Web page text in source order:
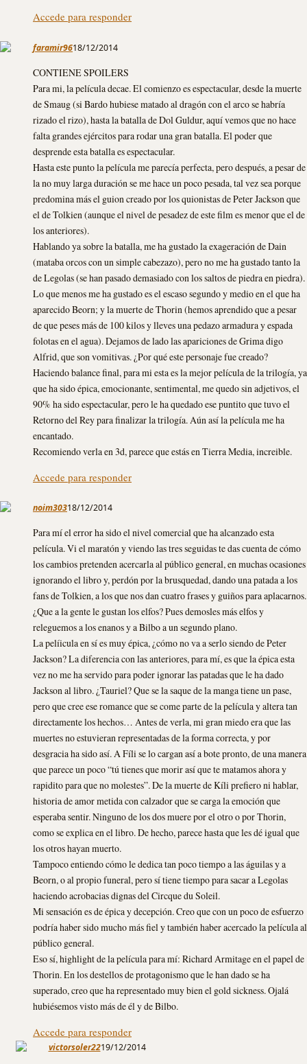
Accede para responder
faramir9618/12/2014
CONTIENE SPOILERS
Para mi, la película decae. El comienzo es espectacular, desde la muerte
de Smaug (si Bardo hubiese matado al dragón con el arco se habría
rizado el rizo), hasta la batalla de Dol Guldur, aquí vemos que no hace
falta grandes ejércitos para rodar una gran batalla. El poder que
desprende esta batalla es espectacular.
Hasta este punto la película me parecía perfecta, pero después, a pesar de
la no muy larga duración se me hace un poco pesada, tal vez sea porque
predomina más el guion creado por los quionistas de Peter Jackson que
el de Tolkien (aunque el nivel de pesadez de este film es menor que el de
los anteriores).
Hablando ya sobre la batalla, me ha gustado la exageración de Dain
(mataba orcos con un simple cabezazo), pero no me ha gustado tanto la
de Legolas (se han pasado demasiado con los saltos de piedra en piedra).
Lo que menos me ha gustado es el escaso segundo y medio en el que ha
aparecido Beorn; y la muerte de Thorin (hemos aprendido que a pesar
de que peses más de 100 kilos y lleves una pedazo armadura y espada
folotas en el agua). Dejamos de lado las apariciones de Grima digo
Alfrid, que son vomitivas. ¿Por qué este personaje fue creado?
Haciendo balance final, para mi esta es la mejor película de la trilogía, ya
que ha sido épica, emocionante, sentimental, me quedo sin adjetivos, el
90% ha sido espectacular, pero le ha quedado ese puntito que tuvo el
Retorno del Rey para finalizar la trilogía. Aún así la película me ha
encantado.
Recomiendo verla en 3d, parece que estás en Tierra Media, increible.
Accede para responder
noim30318/12/2014
Para mí el error ha sido el nivel comercial que ha alcanzado esta
película. Vi el maratón y viendo las tres seguidas te das cuenta de cómo
los cambios pretenden acercarla al público general, en muchas ocasiones
ignorando el libro y, perdón por la brusquedad, dando una patada a los
fans de Tolkien, a los que nos dan cuatro frases y guiños para aplacarnos.
¿Que a la gente le gustan los elfos? Pues demosles más elfos y
releguemos a los enanos y a Bilbo a un segundo plano.
La pelíicula en sí es muy épica, ¿cómo no va a serlo siendo de Peter
Jackson? La diferencia con las anteriores, para mí, es que la épica esta
vez no me ha servido para poder ignorar las patadas que le ha dado
Jackson al libro. ¿Tauriel? Que se la saque de la manga tiene un pase,
pero que cree ese romance que se come parte de la película y altera tan
directamente los hechos… Antes de verla, mi gran miedo era que las
muertes no estuvieran representadas de la forma correcta, y por
desgracia ha sido así. A Fíli se lo cargan así a bote pronto, de una manera
que parece un poco “tú tienes que morir así que te matamos ahora y
rapidito para que no molestes”. De la muerte de Kíli prefiero ni hablar,
historia de amor metida con calzador que se carga la emoción que
esperaba sentir. Ninguno de los dos muere por el otro o por Thorin,
como se explica en el libro. De hecho, parece hasta que les dé igual que
los otros hayan muerto.
Tampoco entiendo cómo le dedica tan poco tiempo a las águilas y a
Beorn, o al propio funeral, pero sí tiene tiempo para sacar a Legolas
haciendo acrobacias dignas del Circque du Soleil.
Mi sensación es de épica y decepción. Creo que con un poco de esfuerzo
podría haber sido mucho más fiel y también haber acercado la película al
público general.
Eso sí, highlight de la película para mí: Richard Armitage en el papel de
Thorin. En los destellos de protagonismo que le han dado se ha
superado, creo que ha representado muy bien el gold sickness. Ojalá
hubiésemos visto más de él y de Bilbo.
Accede para responder
victorsoler2219/12/2014